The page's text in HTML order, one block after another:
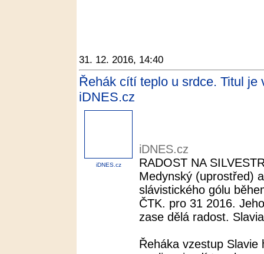
31. 12. 2016, 14:40
Řehák cítí teplo u srdce. Titul
iDNES.cz
iDNES.cz
iDNES.cz
RADOST NA
Medynský (uprostřed)
slávistického gólu
ČTK. pro 31 2016.
zase dělá radost.
Řeháka vzestup